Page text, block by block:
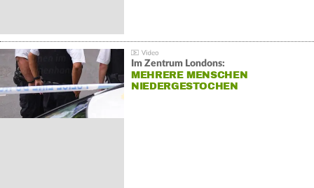
Im Zentrum Londons:
MEHRERE MENSCHEN
NIEDERGESTOCHEN